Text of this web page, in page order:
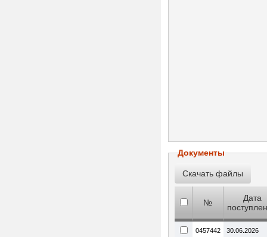
Документы
№
Дата
0457442 30.06.2026